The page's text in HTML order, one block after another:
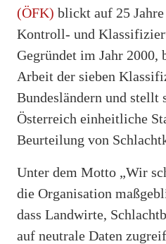
(ÖFK) blickt auf 25
Kontroll- und
Gegründet im Jahr 2000,
Arbeit der sieben
Bundesländern und stellt
Österreich einheitliche
Beurteilung von
Unter dem Motto „Wir
die Organisation
dass Landwirte,
auf neutrale Daten